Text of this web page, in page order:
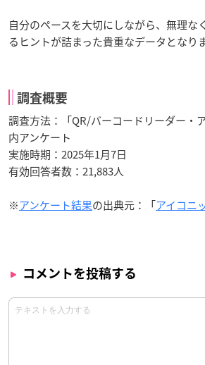
自分のペースを大切にしながら、無理な
るヒントが詰まった貴重なデータとなり
調査概要
調査方法：「QR/バーコードリーダー・
内アンケート
実施時期：2025年1月7日
有効回答者数：21,883人
※アンケート結果の出典元：「アイコニ
コメントを投稿する